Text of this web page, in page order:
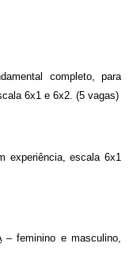
completo, para
6x1 e 6x2. (5 vagas)
experiência, escala 6x1
– feminino e masculino,